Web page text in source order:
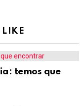
temos que